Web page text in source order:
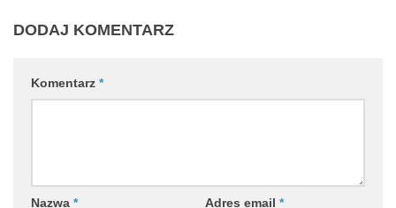
DODAJ KOMENTARZ
Komentarz *
Nazwa * Adres email *